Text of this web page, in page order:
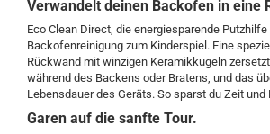
Verwandelt deinen Backofen in eine
Eco Clean Direct, die energiesparende
Backofenreinigung zum Kinderspiel. Eine
Rückwand mit winzigen Keramikkugeln
während des Backens oder Bratens, und das
Lebensdauer des Geräts. So sparst du Zeit und
Garen auf die sanfte Tour.